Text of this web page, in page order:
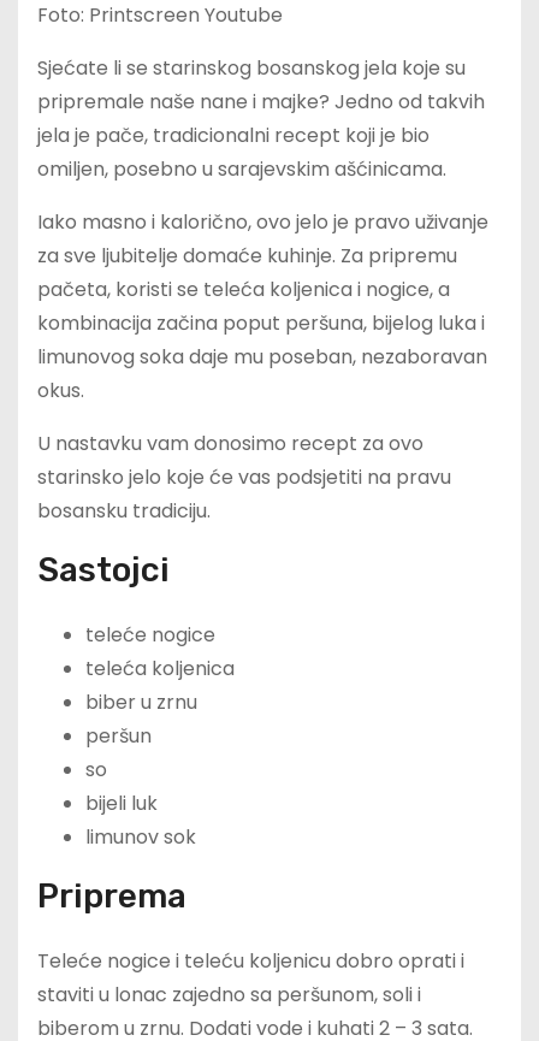
Foto: Printscreen Youtube
Sjećate li se starinskog bosanskog jela koje su
pripremale naše nane i majke? Jedno od takvih
jela je pače, tradicionalni recept koji je bio
omiljen, posebno u sarajevskim ašćinicama.
Iako masno i kalorično, ovo jelo je pravo uživanje
za sve ljubitelje domaće kuhinje. Za pripremu
pačeta, koristi se teleća koljenica i nogice, a
kombinacija začina poput peršuna, bijelog luka i
limunovog soka daje mu poseban, nezaboravan
okus.
U nastavku vam donosimo recept za ovo
starinsko jelo koje će vas podsjetiti na pravu
bosansku tradiciju.
Sastojci
teleće nogice
teleća koljenica
biber u zrnu
peršun
so
bijeli luk
limunov sok
Priprema
Teleće nogice i teleću koljenicu dobro oprati i
staviti u lonac zajedno sa peršunom, soli i
biberom u zrnu. Dodati vode i kuhati 2 – 3 sata.